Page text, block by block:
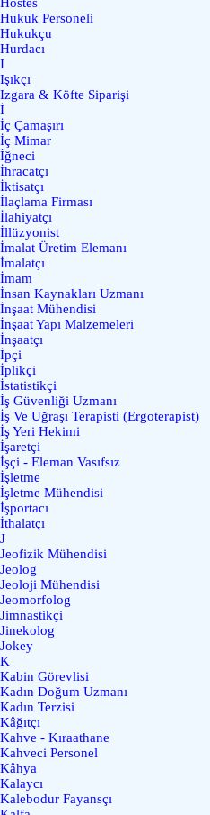
Hukuk Personeli
Hukukçu
Hurdacı
I
Işıkçı
Izgara & Köfte Siparişi
İ
İç Çamaşırı
İç Mimar
İğneci
İhracatçı
İktisatçı
İlaçlama Firması
İlahiyatçı
İllüzyonist
İmalat Üretim Elemanı
İmalatçı
İmam
İnsan Kaynakları Uzmanı
İnşaat Mühendisi
İnşaat Yapı Malzemeleri
İnşaatçı
İpçi
İplikçi
İstatistikçi
İş Güvenliği Uzmanı
İş Ve Uğraşı Terapisti (Ergoterapist)
İş Yeri Hekimi
İşaretçi
İşçi - Eleman Vasıfsız
İşletme
İşletme Mühendisi
İşportacı
İthalatçı
J
Jeofizik Mühendisi
Jeolog
Jeoloji Mühendisi
Jeomorfolog
Jimnastikçi
Jinekolog
Jokey
K
Kabin Görevlisi
Kadın Doğum Uzmanı
Kadın Terzisi
Kâğıtçı
Kahve - Kıraathane
Kahveci Personel
Kâhya
Kalaycı
Kalebodur Fayansçı